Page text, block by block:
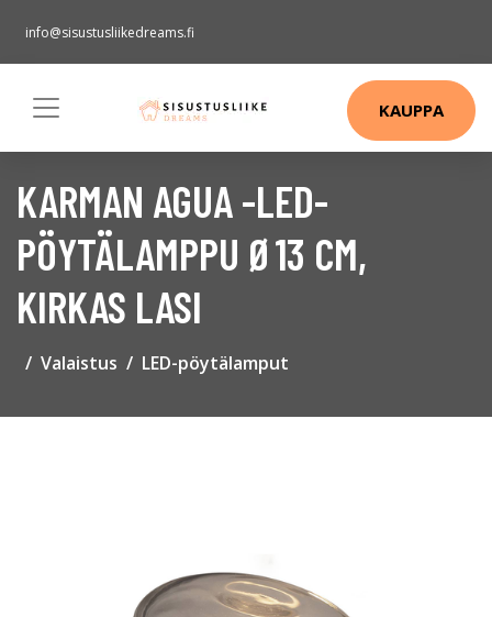
info@sisustusliikedreams.fi
KAUPPA
KARMAN AGUA -LED-
PÖYTÄLAMPPU Ø13 CM,
KIRKAS LASI
Valaistus LED-pöytälamput